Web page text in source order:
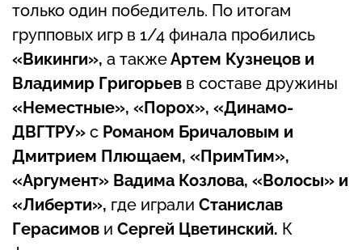
только один победитель. По итогам
групповых игр в 1/4 финала пробились
«Викинги», а такжеАртем Кузнецов и
Владимир Григорьев в составе дружины
«Неместные», «Порох», «Динамо-
ДВГТРУ» с Романом Бричаловым и
Дмитрием Плющаем, «ПримТим»,
«Аргумент» Вадима Козлова, «Волосы» и
«Либерти», где играли Станислав
Герасимов и Сергей Цветинский. К